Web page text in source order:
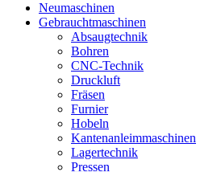
Neumaschinen
Gebrauchtmaschinen
Absaugtechnik
Bohren
CNC-Technik
Druckluft
Fräsen
Furnier
Hobeln
Kantenanleimmaschinen
Lagertechnik
Pressen